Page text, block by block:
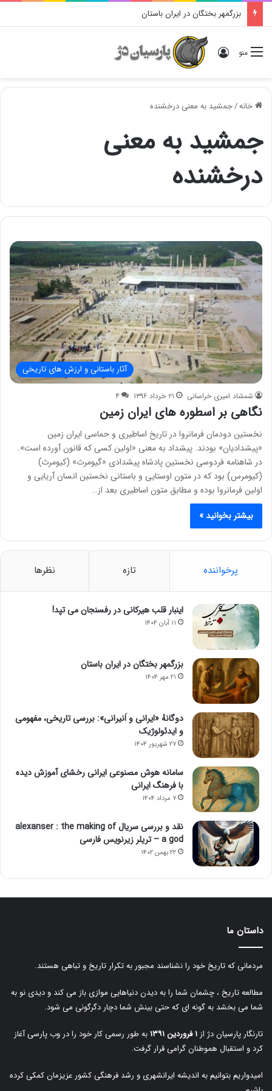
بزرگمهر بختگان در ایران باستان
منو ورود
خانه/جمشید به معنى درخشنده
جمشید به معنى
درخشنده
آثار باستانی و ارزش های تاریخی
شمشاد امیری خراسانی ۲۱ خرداد ۱۳۹۶ ۴
نگاهی بر اسطوره های ایران زمین
نخستين دودمان فرمانروا در تاريخ اساطيرى و حماسى ايران زمين
«پيشداديان» بودند. پيشداد به معنى «اولين کسى که قانون آورده است».
در شاهنامه فردوسى نخستين پادشاه پيشدادى «گيومرث» (کيومرث)
(کيومرس) بود که در متون اوستايى و باستانى نخستين انسان آريايى و
اولين فرمانروا بوده و مطابق متون اساطيرى بعد از…
بیشتر بخوانید »
پرخواننده تازه نظرها
اینبار قلب هیرکانی در رفسنجان می تپد!
۱۱ آبان ۱۴۰۴
بزرگمهر بختگان در ایران باستان
۲۱ مهر ۱۴۰۴
دوگانهٔ «ایرانی و اَنیرانی»: بررسی تاریخی، مفهومی
و ایدئولوژیک
۲۷ شهریور ۱۴۰۴
سامانه هوش مصنوعی ایرانی رخشای آموزش دیده
با فرهنگ ایرانی
۷ مرداد ۱۴۰۴
نقد و بررسی سریال alexanser : the making of
a god – تریلر زیرنویس فارسی
۲۲ بهمن ۱۴۰۲
داستان ما
مردمانی که تاریخ خود را نشناسند مجبور به تکرار تاریخ و تباهی هستند.
مطالعه تاریخ ، چشمان شما را به دیدن دنیاهایی موازی باز می کند و دیدی نو به
شما می بخشد به گونه ای که حتی بینش شما دچار دگرگونی می شود.
تارنگار پارسیان دژ از ۱ فروردین ۱۳۹۱
به طور رسمی کار خود را در وب پارسی آغاز
کرد و استقبال هموطنان گرامی قرار گرفت.
امیدواریم بتوانیم به اندیشه ایرانشهری و رشد فرهنگی کشور عزیزمان کمکی کرده